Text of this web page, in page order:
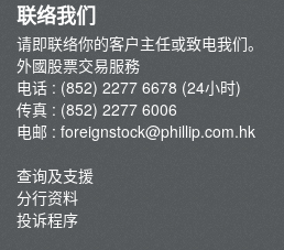
联络我们
请即联络你的客户主任或致电我们。
外國股票交易服務
电话 : (852) 2277 6678 (24小时)
传真 : (852) 2277 6006
电邮 : foreignstock@phillip.com.hk
查询及支援
分行资料
投诉程序